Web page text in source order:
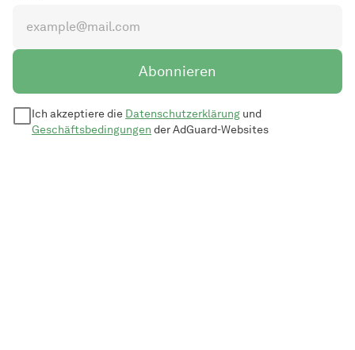
Abonnieren
Ich akzeptiere die Datenschutzerklärung und
Geschäftsbedingungen der AdGuard-Websites